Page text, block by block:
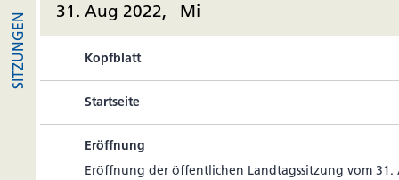
SITZUNGEN
31. Aug 2022, Mi
Kopfblatt
Startseite
Eröffnung
Eröff­nung der öffent­li­chen Land­tags­sit­zung vom 31.